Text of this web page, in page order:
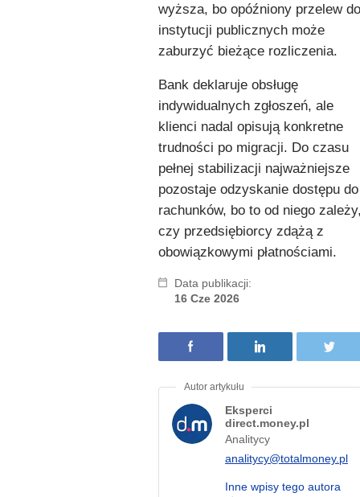
wyższa, bo opóźniony przelew do
instytucji publicznych może
zaburzyć bieżące rozliczenia.
Bank deklaruje obsługę
indywidualnych zgłoszeń, ale
klienci nadal opisują konkretne
trudności po migracji. Do czasu
pełnej stabilizacji najważniejsze
pozostaje odzyskanie dostępu do
rachunków, bo to od niego
czy przedsiębiorcy zdążą z
obowiązkowymi płatnościami.
Data publikacji:
16 Cze 2026
Eksperci
direct.money.pl
Analitycy
analitycy@totalmoney.pl
Inne wpisy tego autora